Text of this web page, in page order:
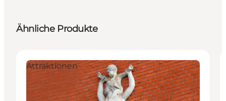
Ähnliche Produkte
Attraktionen